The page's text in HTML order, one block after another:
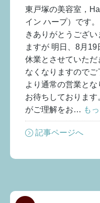
東戸塚の美容室，
イン ハープ）です
きありがとうござ
ますが 明日、8月
休業とさせていただ
なくなりますのでご
より通常の営業と
お待ちしておりま
がご理解をお… も
記事ページへ